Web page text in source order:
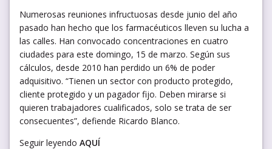
Numerosas reuniones infructuosas desde junio del año
pasado han hecho que los farmacéuticos lleven su lucha a
las calles. Han convocado concentraciones en cuatro
ciudades para este domingo, 15 de marzo. Según sus
cálculos, desde 2010 han perdido un 6% de poder
adquisitivo. “Tienen un sector con producto protegido,
cliente protegido y un pagador fijo. Deben mirarse si
quieren trabajadores cualificados, solo se trata de ser
consecuentes”, defiende Ricardo Blanco.
Seguir leyendo AQUÍ